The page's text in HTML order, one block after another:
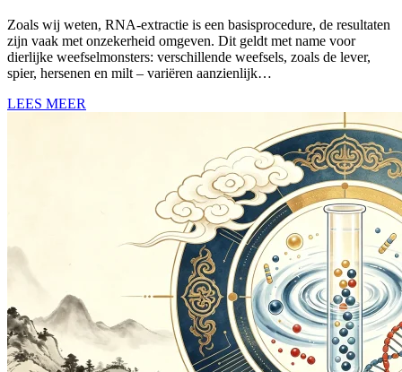
Zoals wij weten, RNA-extractie is een basisprocedure, de resultaten
zijn vaak met onzekerheid omgeven. Dit geldt met name voor
dierlijke weefselmonsters: verschillende weefsels, zoals de lever,
spier, hersenen en milt – variëren aanzienlijk…
LEES MEER